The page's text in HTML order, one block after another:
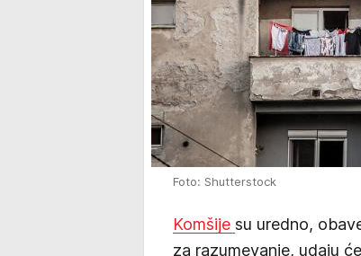
Foto: Shutterstock
Komšije su uredno,
za razumevanje, udaju